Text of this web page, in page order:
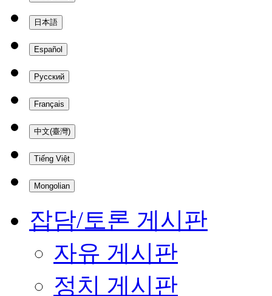
日本語
Español
Русский
Français
中文(臺灣)
Tiếng Việt
Mongolian
잡담/토론 게시판
자유 게시판
정치 게시판